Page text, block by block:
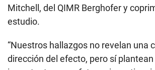
Mitchell, del QIMR Berghofer y
estudio.
“Nuestros hallazgos no revelan una
dirección del efecto, pero sí